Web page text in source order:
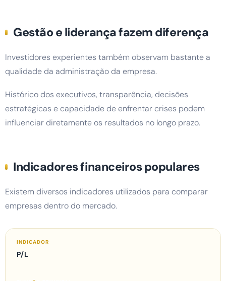
Gestão e liderança fazem diferença
Investidores experientes também observam bastante a
qualidade da administração da empresa.
Histórico dos executivos, transparência, decisões
estratégicas e capacidade de enfrentar crises podem
influenciar diretamente os resultados no longo prazo.
Indicadores financeiros populares
Existem diversos indicadores utilizados para comparar
empresas dentro do mercado.
P/L